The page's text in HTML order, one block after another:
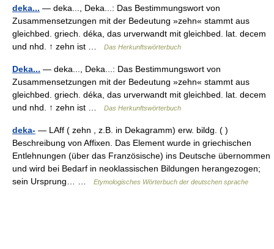
deka... — deka..., Deka...: Das Bestimmungswort von
Zusammensetzungen mit der Bedeutung »zehn« stammt aus
gleichbed. griech. déka, das urverwandt mit gleichbed. lat. decem
und nhd. ↑ zehn ist …
Das Herkunftswörterbuch
Deka... — deka..., Deka...: Das Bestimmungswort von
Zusammensetzungen mit der Bedeutung »zehn« stammt aus
gleichbed. griech. déka, das urverwandt mit gleichbed. lat. decem
und nhd. ↑ zehn ist …
Das Herkunftswörterbuch
deka- — LAff ( zehn , z.B. in Dekagramm) erw. bildg. ( )
Beschreibung von Affixen. Das Element wurde in griechischen
Entlehnungen (über das Französische) ins Deutsche übernommen
und wird bei Bedarf in neoklassischen Bildungen herangezogen;
sein Ursprung… …
Etymologisches Wörterbuch der deutschen sprache